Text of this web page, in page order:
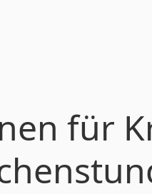
für